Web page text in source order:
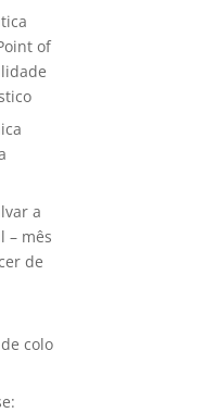
of
a
– mês
de
colo